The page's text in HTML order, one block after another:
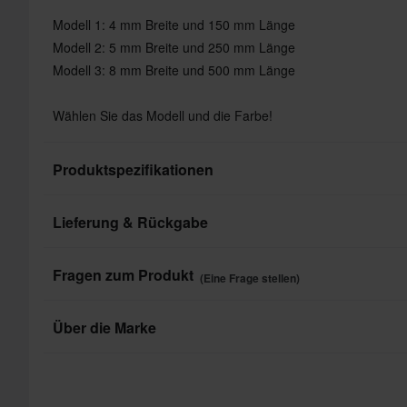
Modell 1: 4 mm Breite und 150 mm Länge
Modell 2: 5 mm Breite und 250 mm Länge
Modell 3: 8 mm Breite und 500 mm Länge
Wählen Sie das Modell und die Farbe!
Produktspezifikationen
Farbe
Marke
Lieferung & Rückgabe
Schnelle Lieferungen
damit die Produkte so schnell wie möglich ankommen!
Fragen zum Produkt (Eine Frage stellen)
Eine Frage stellen
Über die Marke